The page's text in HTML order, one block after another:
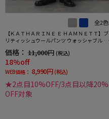
全2色
【ＫＡＴＨＡＲＩＮＥ Ｅ ＨＡＭＮＥＴＴ】ブ
リティッシュウールパンツ ウォッシャブル セ
価格： 11,000円 (税込)
18%off
WEB価格： 8,990円 (税込)
★2点目10%OFF/3点目以降20%
OFF対象